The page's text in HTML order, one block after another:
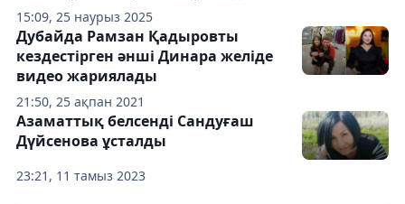
15:09, 25 наурыз 2025
21:50, 25 ақпан 2021
Дубайда Рамзан Қадыровты
кездестірген әнші Динара желіде
видео жариялады
23:21, 11 тамыз 2023
Азаматтық белсенді Сандуғаш
Дүйсенова ұсталды